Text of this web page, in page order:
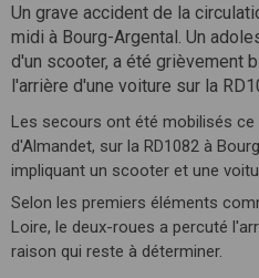
Un grave accident de la
midi à Bourg-Argental. Un
d'un scooter, a été grièvement
l'arrière d'une voiture sur la
Les secours ont été mobilisés ce
d'Almandet, sur la RD1082 à
impliquant un scooter et une
Selon les premiers éléments
Loire, le deux-roues a percuté
raison qui reste à déterminer.